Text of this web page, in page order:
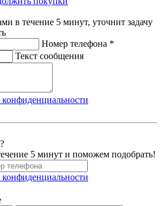
в течение 5 минут, уточнит задачу
Номер телефона *
Текст сообщения
5 минут и поможем подобрать!